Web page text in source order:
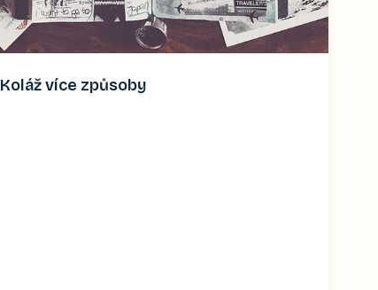
Koláž více způsoby